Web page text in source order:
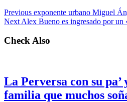
Previous exponente urbano Miguel
Next Alex Bueno es ingresado por un
Check Also
La Perversa con su pa’
familia que muchos